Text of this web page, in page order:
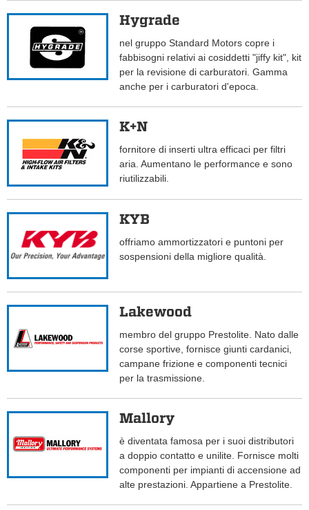
Hygrade
nel gruppo Standard Motors copre i
fabbisogni relativi ai cosiddetti "jiffy kit", kit
per la revisione di carburatori. Gamma
anche per i carburatori d'epoca.
K+N
fornitore di inserti ultra efficaci per filtri
aria. Aumentano le performance e sono
riutilizzabili.
KYB
offriamo ammortizzatori e puntoni per
sospensioni della migliore qualità.
Lakewood
membro del gruppo Prestolite. Nato dalle
corse sportive, fornisce giunti cardanici,
campane frizione e componenti tecnici
per la trasmissione.
Mallory
è diventata famosa per i suoi distributori
a doppio contatto e unilite. Fornisce molti
componenti per impianti di accensione ad
alte prestazioni. Appartiene a Prestolite.